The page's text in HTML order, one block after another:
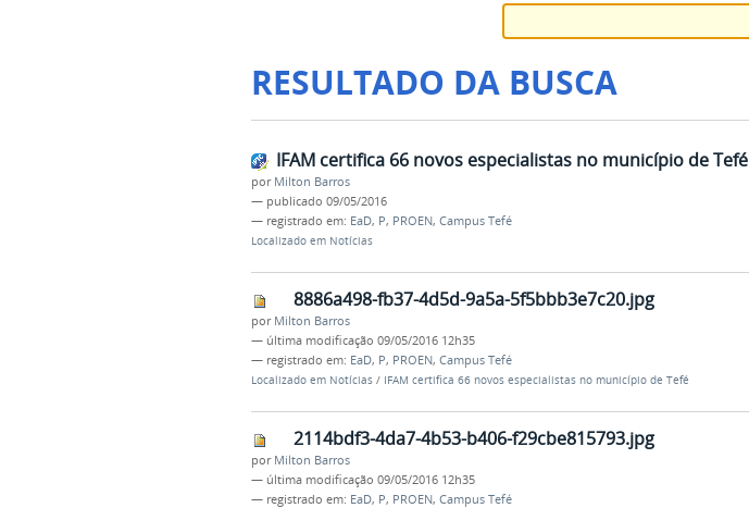
RESULTADO DA BUSCA
IFAM certifica 66 novos especialistas no município de Tefé
por Milton Barros
— publicado 09/05/2016
— registrado em: EaD, P, PROEN, Campus Tefé
Localizado em Notícias
8886a498-fb37-4d5d-9a5a-5f5bbb3e7c20.jpg
por Milton Barros
— última modificação 09/05/2016 12h35
— registrado em: EaD, P, PROEN, Campus Tefé
Localizado em Notícias / IFAM certifica 66 novos especialistas no município de Tefé
2114bdf3-4da7-4b53-b406-f29cbe815793.jpg
por Milton Barros
— última modificação 09/05/2016 12h35
— registrado em: EaD, P, PROEN, Campus Tefé